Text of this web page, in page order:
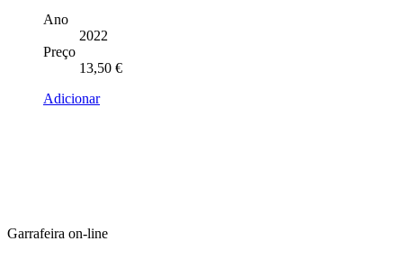
Ano
2022
Preço
13,50 €
Adicionar
Garrafeira on-line